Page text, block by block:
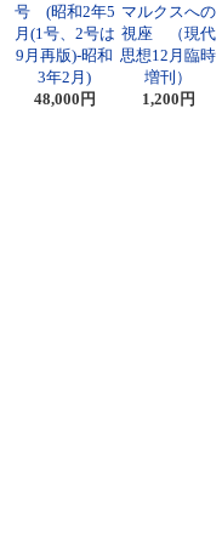
号 (昭和2年5
月(1号、2号は
9月再版)-昭和
3年2月)
48,000円
マルクスへの
視座 （現代
思想12月臨時
増刊）
1,200円